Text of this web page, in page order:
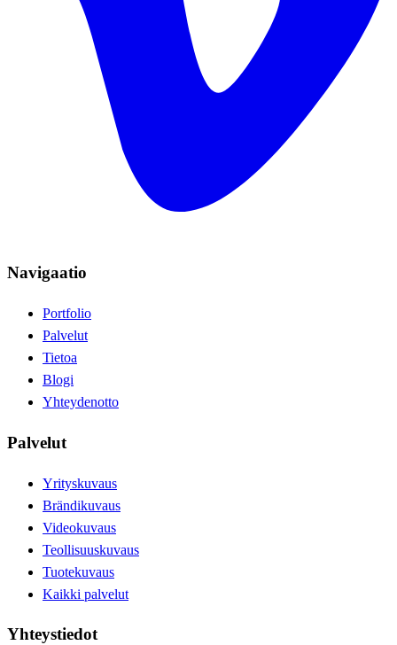
Navigaatio
Portfolio
Palvelut
Tietoa
Blogi
Yhteydenotto
Palvelut
Yrityskuvaus
Brändikuvaus
Videokuvaus
Teollisuuskuvaus
Tuotekuvaus
Kaikki palvelut
Yhteystiedot